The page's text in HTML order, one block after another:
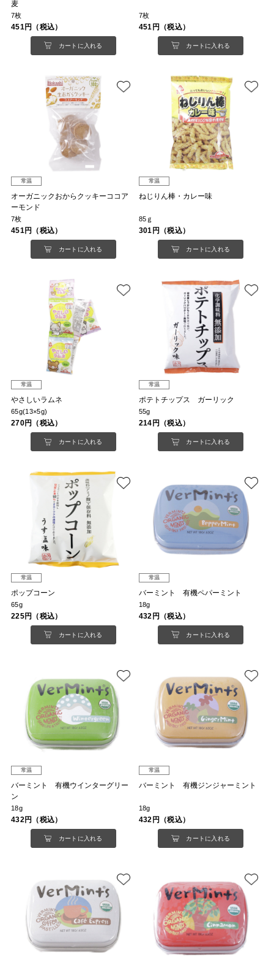
麦
7枚
451円（税込）
カートに入れる
7枚
451円（税込）
カートに入れる
常温
オーガニックおからクッキーココア
ーモンド
7枚
451円（税込）
カートに入れる
常温
ねじりん棒・カレー味
85ｇ
301円（税込）
カートに入れる
常温
やさしいラムネ
65g(13×5g)
270円（税込）
カートに入れる
常温
ポテトチップス ガーリック
55g
214円（税込）
カートに入れる
常温
ポップコーン
65g
225円（税込）
カートに入れる
常温
バーミント 有機ペパーミント
18g
432円（税込）
カートに入れる
常温
バーミント 有機ウインターグリー
ン
18g
432円（税込）
カートに入れる
常温
バーミント 有機ジンジャーミント
18g
432円（税込）
カートに入れる